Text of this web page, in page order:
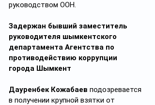
руководством ООН.
Задержан бывший заместитель
руководителя шымкентского
департамента Агентства по
противодействию коррупции
города Шымкент
Дауренбек Кожабаев подозревается
в получении крупной взятки от